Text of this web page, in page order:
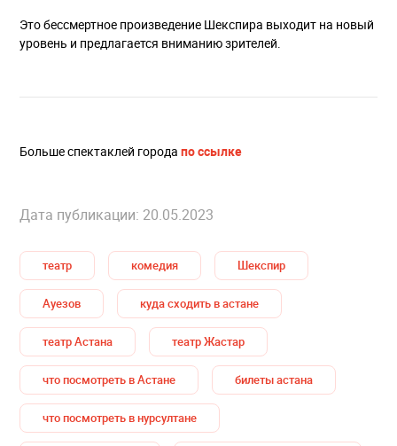
Это бессмертное произведение Шекспира выходит на новый
уровень и предлагается вниманию зрителей.
Больше спектаклей города по ссылке
Дата публикации: 20.05.2023
театр комедия Шекспир
Ауезов куда сходить в астане
театр Астана театр Жастар
что посмотреть в Астане билеты астана
что посмотреть в нурсултане